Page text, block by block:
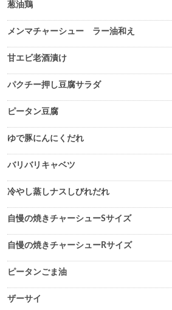
葱油鶏
メンマチャーシュー ラー油和え
甘エビ老酒漬け
パクチー押し豆腐サラダ
ピータン豆腐
ゆで豚にんにくだれ
バリバリキャベツ
冷やし蒸しナスしびれだれ
自慢の焼きチャーシューSサイズ
自慢の焼きチャーシューRサイズ
ピータンごま油
ザーサイ